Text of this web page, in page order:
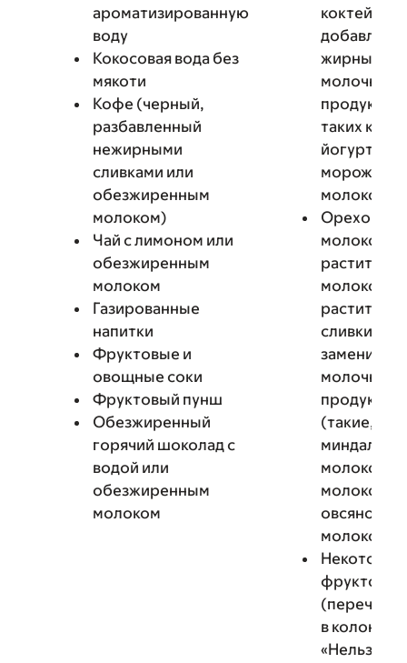
ароматизированную
воду
Кокосовая вода без
мякоти
Кофе (черный,
разбавленный
нежирными
сливками или
обезжиренным
молоком)
Чай с лимоном или
обезжиренным
молоком
Газированные
напитки
Фруктовые и
овощные соки
Фруктовый пунш
Обезжиренный
горячий шоколад с
водой или
обезжиренным
молоком
коктейли с
жирных
молочных
продуктов,
таких как
йогурт,
молоко
Ореховое
молоко,
молоко,
сливки и
молочных
продуктов
(такие, как
молоко,
молоко и
овсяное
молоко)
Некоторые
в колонке
«Нельзя